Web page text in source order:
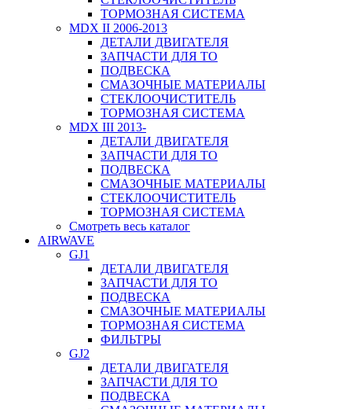
ТОРМОЗНАЯ СИСТЕМА
MDX II 2006-2013
ДЕТАЛИ ДВИГАТЕЛЯ
ЗАПЧАСТИ ДЛЯ ТО
ПОДВЕСКА
СМАЗОЧНЫЕ МАТЕРИАЛЫ
СТЕКЛООЧИСТИТЕЛЬ
ТОРМОЗНАЯ СИСТЕМА
MDX III 2013-
ДЕТАЛИ ДВИГАТЕЛЯ
ЗАПЧАСТИ ДЛЯ ТО
ПОДВЕСКА
СМАЗОЧНЫЕ МАТЕРИАЛЫ
СТЕКЛООЧИСТИТЕЛЬ
ТОРМОЗНАЯ СИСТЕМА
Смотреть весь каталог
AIRWAVE
GJ1
ДЕТАЛИ ДВИГАТЕЛЯ
ЗАПЧАСТИ ДЛЯ ТО
ПОДВЕСКА
СМАЗОЧНЫЕ МАТЕРИАЛЫ
ТОРМОЗНАЯ СИСТЕМА
ФИЛЬТРЫ
GJ2
ДЕТАЛИ ДВИГАТЕЛЯ
ЗАПЧАСТИ ДЛЯ ТО
ПОДВЕСКА